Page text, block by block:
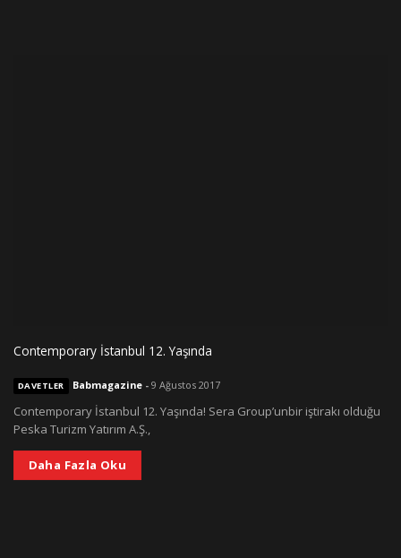
Contemporary İstanbul 12. Yaşında
DAVETLER Babmagazine- 9 Ağustos 2017
Contemporary İstanbul 12. Yaşında! Sera Group’unbir iştirakı olduğu
Peska Turizm Yatırım A.Ş.,
Daha Fazla Oku